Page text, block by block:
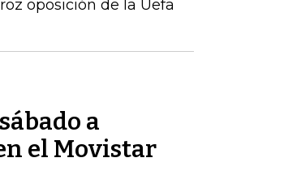
oposición de la Uefa
a
el Movistar